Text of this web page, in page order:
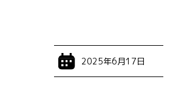
2025年6月17日